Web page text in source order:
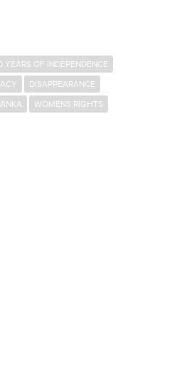
YEARS OF INDEPENDENCE
DISAPPEARANCE
WOMENS RIGHTS